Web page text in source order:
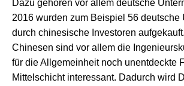
Dazu gehören vor allem deutsche
2016 wurden zum Beispiel 56 deutsche
durch chinesische Investoren
Chinesen sind vor allem die
für die Allgemeinheit noch unentdeckte
Mittelschicht interessant. Dadurch wird